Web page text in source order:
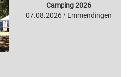
Camping 2026
07.08.2026 / Emmendingen